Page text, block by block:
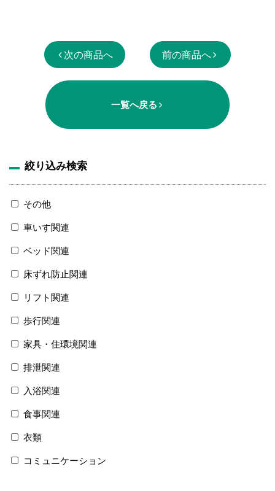
次の商品へ 前の商品へ
一覧へ戻る
絞り込み検索
その他
車いす関連
ベッド関連
床ずれ防止関連
リフト関連
歩行関連
家具・住環境関連
排泄関連
入浴関連
食事関連
衣類
コミュニケーション